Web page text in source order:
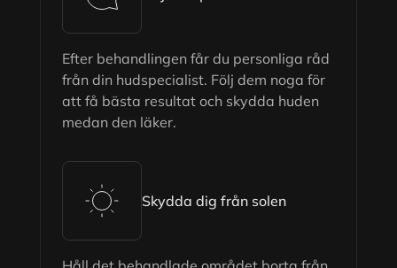
Efter behandlingen får du personliga råd
från din hudspecialist. Följ dem noga för
att få bästa resultat och skydda huden
medan den läker.
Skydda dig från solen